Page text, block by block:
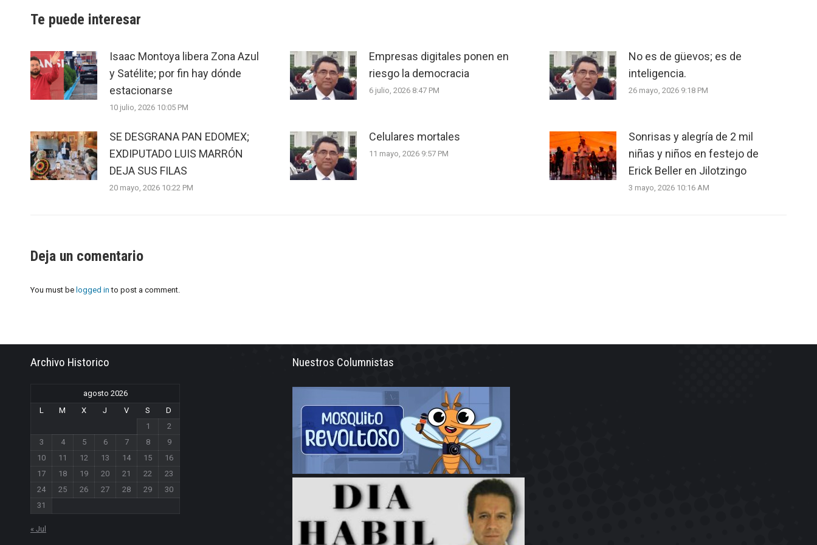
Te puede interesar
Isaac Montoya libera Zona Azul
y Satélite; por fin hay dónde
estacionarse
10 julio, 2026 10:05 PM
Empresas digitales ponen en
riesgo la democracia
6 julio, 2026 8:47 PM
No es de güevos; es de
inteligencia.
26 mayo, 2026 9:18 PM
SE DESGRANA PAN EDOMEX;
EXDIPUTADO LUIS MARRÓN
DEJA SUS FILAS
20 mayo, 2026 10:22 PM
Celulares mortales
11 mayo, 2026 9:57 PM
Sonrisas y alegría de 2 mil
niñas y niños en festejo de
Erick Beller en Jilotzingo
3 mayo, 2026 10:16 AM
Deja un comentario
You must be logged in to post a comment.
Archivo Historico
agosto 2026
L
M X J V S
D
1
2
3
4 5 6 7 8
9
10
11 12 13 14 15
16
17
18 19 20 21 22
23
24
25 26 27 28 29
30
31
« Jul
Nuestros Columnistas